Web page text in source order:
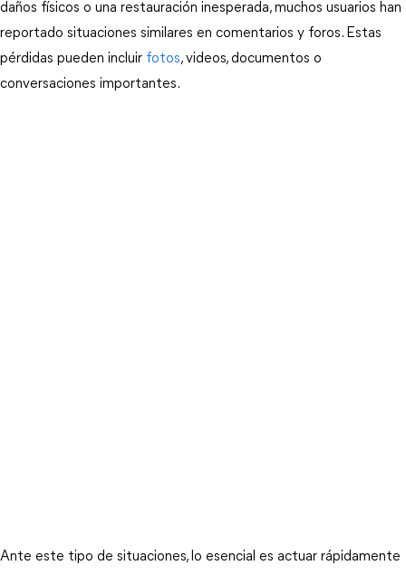
daños físicos o una restauración inesperada, muchos usuarios han
reportado situaciones similares en comentarios y foros. Estas
pérdidas pueden incluir fotos, videos, documentos o
conversaciones importantes.
Ante este tipo de situaciones, lo esencial es actuar rápidamente